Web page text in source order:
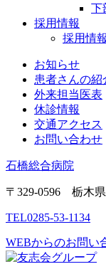
下
採用情報
採用情
お知らせ
患者さんの紹
外来担当医表
休診情報
交通アクセス
お問い合わせ
石橋総合病院
〒329-0596 栃木
TEL0285-53-1134
WEBからのお問い